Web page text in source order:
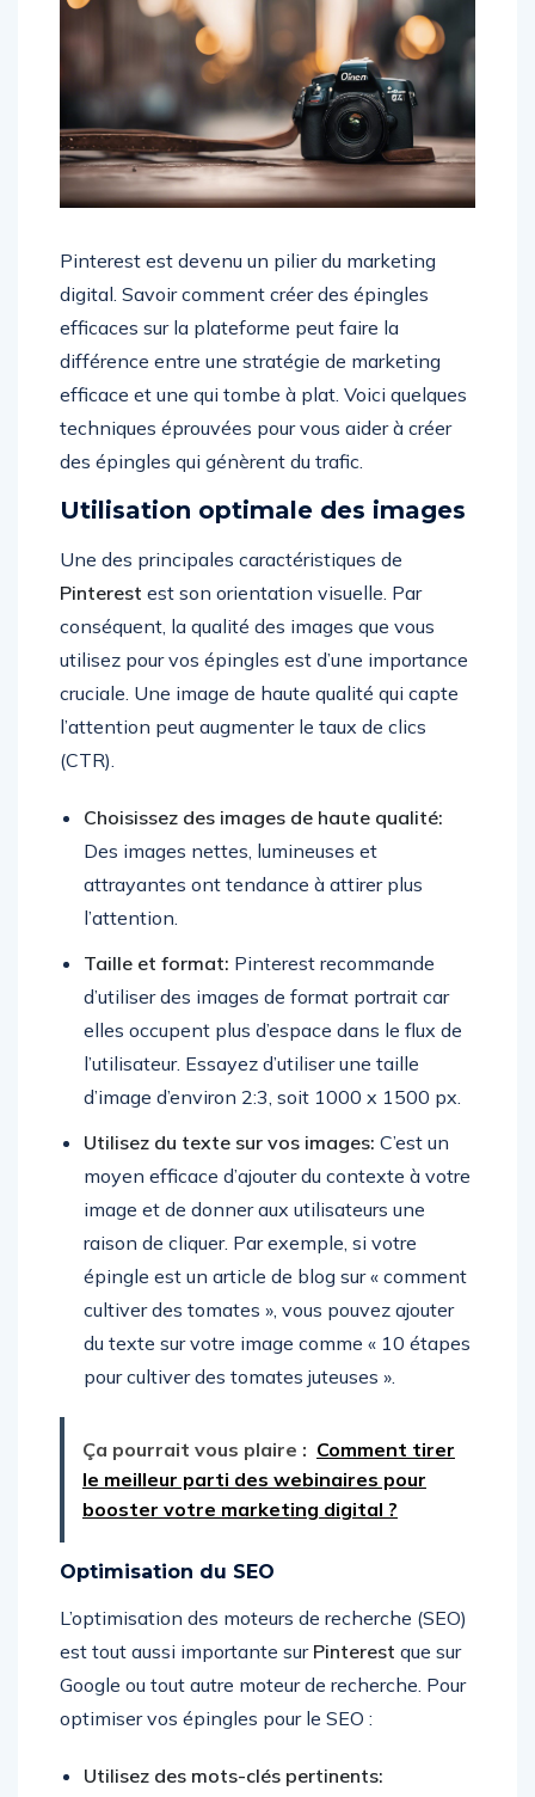
Pinterest est devenu un pilier du marketing
digital. Savoir comment créer des épingles
efficaces sur la plateforme peut faire la
différence entre une stratégie de marketing
efficace et une qui tombe à plat. Voici quelques
techniques éprouvées pour vous aider à créer
des épingles qui génèrent du trafic.
Utilisation optimale des images
Une des principales caractéristiques de
Pinterest est son orientation visuelle. Par
conséquent, la qualité des images que vous
utilisez pour vos épingles est d’une importance
cruciale. Une image de haute qualité qui capte
l’attention peut augmenter le taux de clics
(CTR).
Choisissez des images de haute qualité:
Des images nettes, lumineuses et
attrayantes ont tendance à attirer plus
l’attention.
Taille et format: Pinterest recommande
d’utiliser des images de format portrait car
elles occupent plus d’espace dans le flux de
l’utilisateur. Essayez d’utiliser une taille
d’image d’environ 2:3, soit 1000 x 1500 px.
Utilisez du texte sur vos images: C’est un
moyen efficace d’ajouter du contexte à votre
image et de donner aux utilisateurs une
raison de cliquer. Par exemple, si votre
épingle est un article de blog sur « comment
cultiver des tomates », vous pouvez ajouter
du texte sur votre image comme « 10 étapes
pour cultiver des tomates juteuses ».
Ça pourrait vous plaire : Comment tirer
le meilleur parti des webinaires pour
booster votre marketing digital ?
Optimisation du SEO
L’optimisation des moteurs de recherche (SEO)
est tout aussi importante sur Pinterest que sur
Google ou tout autre moteur de recherche. Pour
optimiser vos épingles pour le SEO :
Utilisez des mots-clés pertinents: